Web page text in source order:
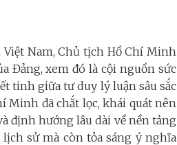
Việt Nam, Chủ tịch Hồ Chí Minh
Đảng, xem đó là cội nguồn sức
tinh giữa tư duy lý luận sâu sắc
Minh đã chắt lọc, khái quát nên
định hướng lâu dài về nền tảng
sử mà còn tỏa sáng ý nghĩa